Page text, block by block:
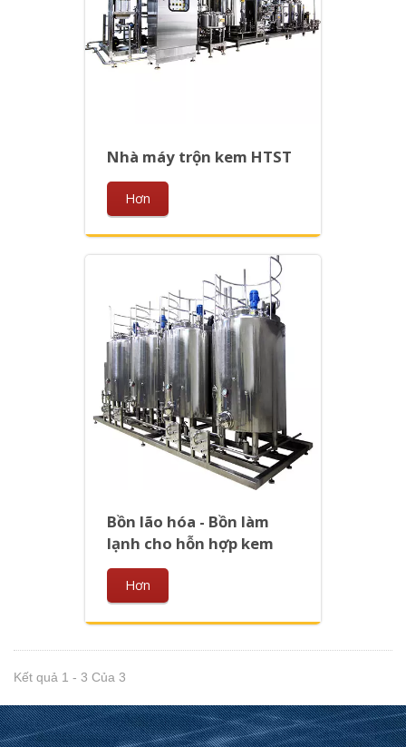
Nhà máy trộn kem HTST
Hơn
Bồn lão hóa - Bồn làm
lạnh cho hỗn hợp kem
Hơn
Kết quả 1 - 3 Của 3